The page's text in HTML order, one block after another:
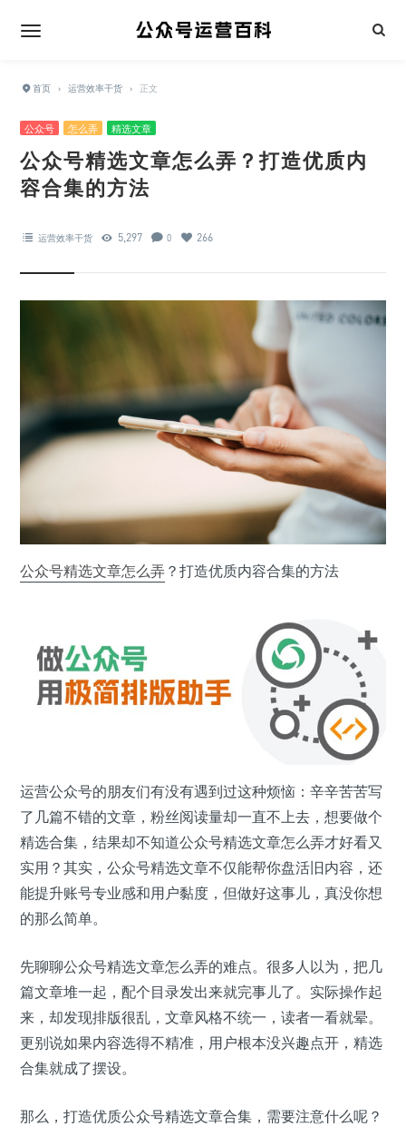
首页 › 运营效率干货 › 正文
公众号 怎么弄 精选文章
公众号精选文章怎么弄？打造优质内
容合集的方法
运营效率干货 5,297 0 266
公众号精选文章怎么弄 ？打造优质内容合集的方法
运营公众号的朋友们有没有遇到过这种烦恼：辛辛苦苦写
了几篇不错的文章，粉丝阅读量却一直不上去，想要做个
精选合集，结果却不知道公众号精选文章怎么弄才好看又
实用？其实，公众号精选文章不仅能帮你盘活旧内容，还
能提升账号专业感和用户黏度，但做好这事儿，真没你想
的那么简单。
先聊聊公众号精选文章怎么弄的难点。很多人以为，把几
篇文章堆一起，配个目录发出来就完事儿了。实际操作起
来，却发现排版很乱，文章风格不统一，读者一看就晕。
更别说如果内容选得不精准，用户根本没兴趣点开，精选
合集就成了摆设。
那么，打造优质公众号精选文章合集，需要注意什么呢？